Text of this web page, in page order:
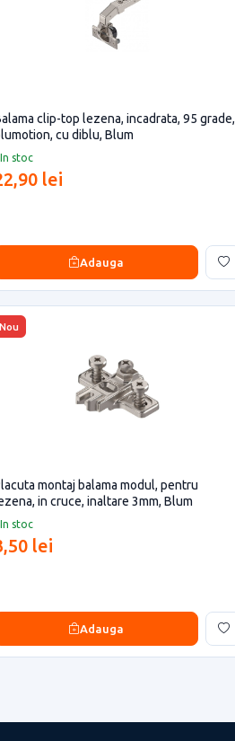
In stoc
clip-top lezena, incadrata, 95 grade,
cu diblu, Blum
lei
Adauga
Nou
In stoc
montaj balama modul, pentru
in cruce, inaltare 3mm, Blum
lei
Adauga